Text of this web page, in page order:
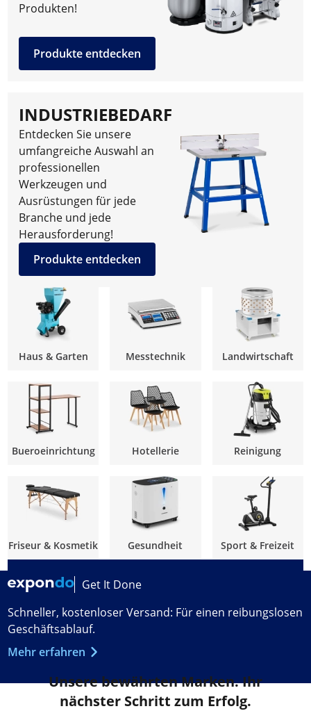
Produkten!
Produkte entdecken
INDUSTRIEBEDARF
Entdecken Sie unsere
umfangreiche Auswahl an
professionellen
Werkzeugen und
Ausrüstungen für jede
Branche und jede
Herausforderung!
Produkte entdecken
Haus & Garten Messtechnik Landwirtschaft
Bueroeinrichtung Hotellerie Reinigung
Friseur & Kosmetik Gesundheit Sport & Freizeit
Get It Done
Schneller, kostenloser Versand: Für einen reibungslosen
Geschäftsablauf.
Mehr erfahren
Unsere bewährten Marken. Ihr
nächster Schritt zum Erfolg.